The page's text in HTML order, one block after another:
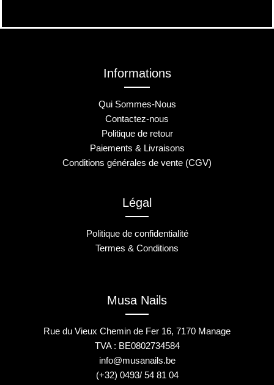
Informations
Qui Sommes-Nous
Contactez-nous
Politique de retour
Paiements & Livraisons
Conditions générales de vente (CGV)
Légal
Politique de confidentialité
Termes & Conditions
Musa Nails
Rue du Vieux Chemin de Fer 16, 7170 Manage
TVA : BE0802734584
info@musanails.be
(+32) 0493/ 54 81 04